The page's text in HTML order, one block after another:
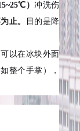
）冲洗伤
止。
目的是降
以在冰块外面
整个手掌），